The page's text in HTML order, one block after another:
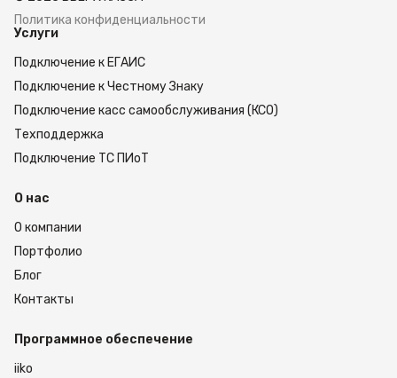
Доставляем заказы по Москве или отправляем в
другие города России. Гарантируем быструю и
покупку, оставьте заявку на нашем сайте.
Политика конфиденциальности
Услуги
Подключение к ЕГАИС
Подключение к Честному Знаку
Подключение касс самообслуживания (КСО)
Техподдержка
Подключение ТС ПИоТ
О нас
О компании
Портфолио
Блог
Контакты
Программное обеспечение
iiko